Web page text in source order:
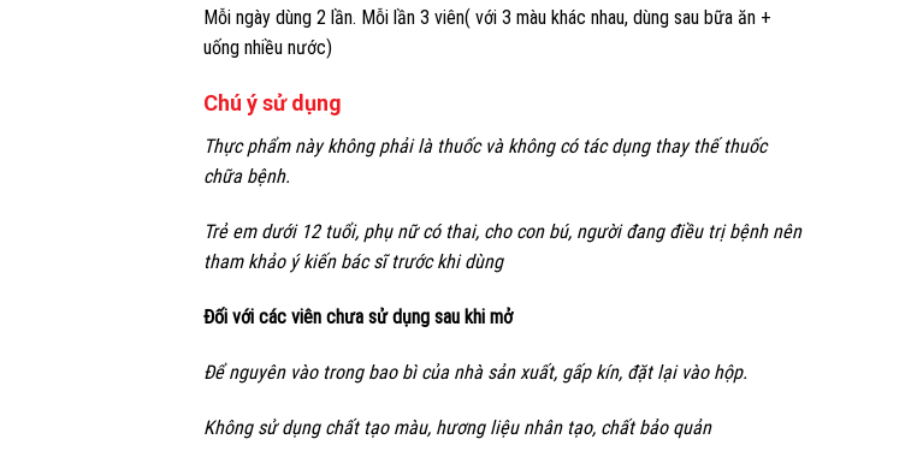
Mỗi ngày dùng 2 lần. Mỗi lần 3 viên( với 3 màu khác nhau, dùng sau bữa ăn +
uống nhiều nước)
Chú ý sử dụng
Thực phẩm này không phải là thuốc và không có tác dụng thay thế thuốc
chữa bệnh.
Trẻ em dưới 12 tuổi, phụ nữ có thai, cho con bú, người đang điều trị bệnh nên
tham khảo ý kiến bác sĩ trước khi dùng
Đối với các viên chưa sử dụng sau khi mở
Để nguyên vào trong bao bì của nhà sản xuất, gấp kín, đặt lại vào hộp.
Không sử dụng chất tạo màu, hương liệu nhân tạo, chất bảo quản